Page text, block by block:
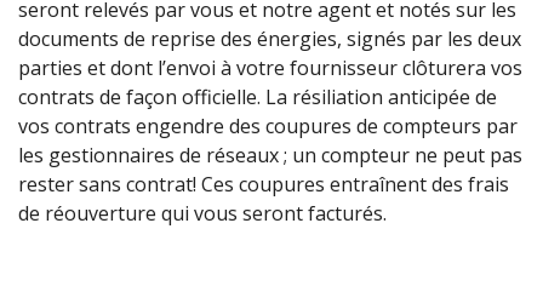
seront relevés par vous et notre agent et notés sur les
documents de reprise des énergies, signés par les deux
parties et dont l’envoi à votre fournisseur clôturera vos
contrats de façon officielle. La résiliation anticipée de
vos contrats engendre des coupures de compteurs par
les gestionnaires de réseaux ; un compteur ne peut pas
rester sans contrat! Ces coupures entraînent des frais
de réouverture qui vous seront facturés.